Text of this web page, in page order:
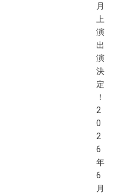
月
上
演
出
演
決
定
！
2
0
2
6
年
6
月